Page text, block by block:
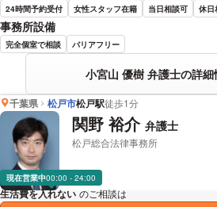
24時間予約受付 女性スタッフ在籍 当日相談可 休日
事務所設備
完全個室で相談 バリアフリー
小宮山 優樹 弁護士の詳細
千葉県 松戸市松戸駅徒歩1分
関野 裕介 弁護士
松戸総合法律事務所
現在営業中00:00 - 24:00
生活費を入れない のご相談は